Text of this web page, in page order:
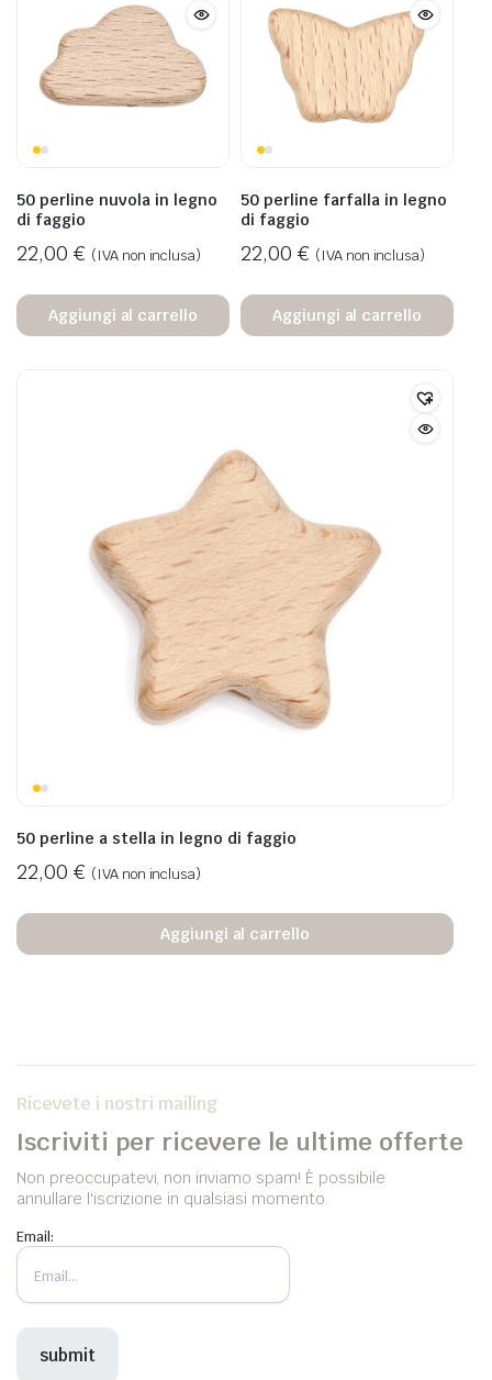
50 perline nuvola in legno
di faggio
22,00 € (IVA non inclusa)
Aggiungi al carrello
50 perline farfalla in legno
di faggio
22,00 € (IVA non inclusa)
Aggiungi al carrello
50 perline a stella in legno di faggio
22,00 € (IVA non inclusa)
Aggiungi al carrello
Ricevete i nostri mailing
Iscriviti per ricevere le ultime offerte
Non preoccupatevi, non inviamo spam! È possibile
annullare l'iscrizione in qualsiasi momento.
Email: